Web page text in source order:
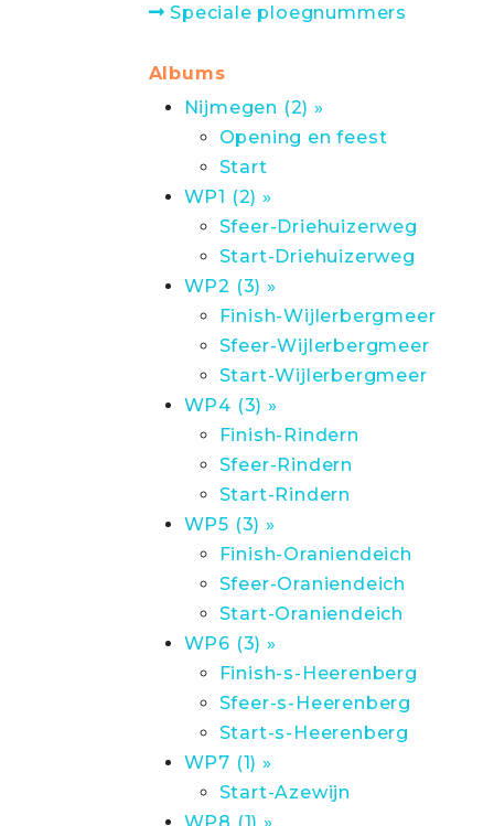
Speciale ploegnummers
Albums
Nijmegen (2) »
Opening en feest
Start
WP1 (2) »
Sfeer-Driehuizerweg
Start-Driehuizerweg
WP2 (3) »
Finish-Wijlerbergmeer
Sfeer-Wijlerbergmeer
Start-Wijlerbergmeer
WP4 (3) »
Finish-Rindern
Sfeer-Rindern
Start-Rindern
WP5 (3) »
Finish-Oraniendeich
Sfeer-Oraniendeich
Start-Oraniendeich
WP6 (3) »
Finish-s-Heerenberg
Sfeer-s-Heerenberg
Start-s-Heerenberg
WP7 (1) »
Start-Azewijn